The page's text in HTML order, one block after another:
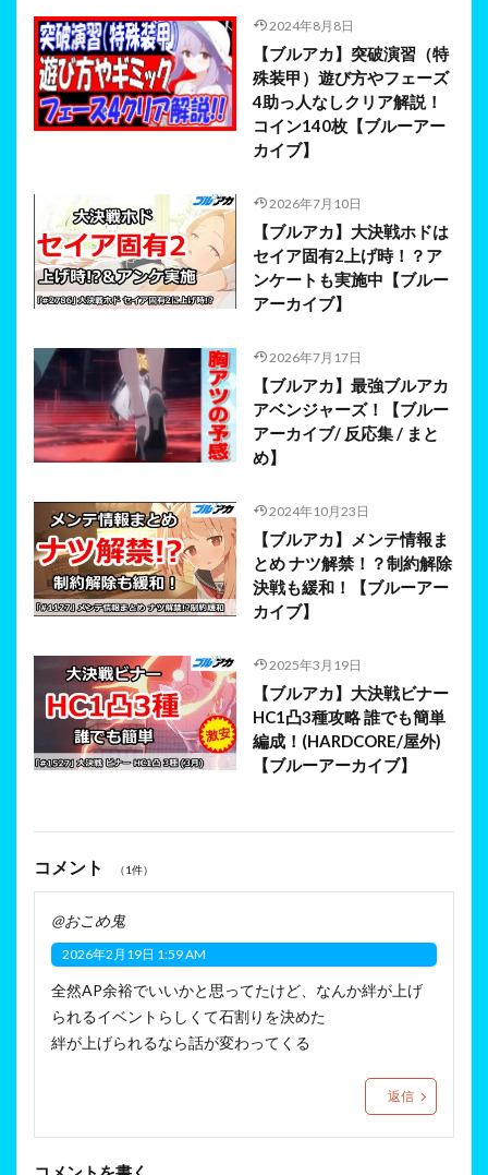
2024年8月8日
【ブルアカ】突破演習（特
殊装甲）遊び方やフェーズ
4助っ人なしクリア解説！
コイン140枚【ブルーアー
カイブ】
2026年7月10日
【ブルアカ】大決戦ホドは
セイア固有2上げ時！？ア
ンケートも実施中【ブルー
アーカイブ】
2026年7月17日
【ブルアカ】最強ブルアカ
アベンジャーズ！【ブルー
アーカイブ/ 反応集 / まと
め】
2024年10月23日
【ブルアカ】メンテ情報ま
とめ ナツ解禁！？制約解除
決戦も緩和！【ブルーアー
カイブ】
2025年3月19日
【ブルアカ】大決戦ビナー
HC1凸3種攻略 誰でも簡単
編成！(HARDCORE/屋外)
【ブルーアーカイブ】
コメント （1件）
@おこめ鬼
2026年2月19日 1:59 AM
全然AP余裕でいいかと思ってたけど、なんか絆が上げ
られるイベントらしくて石割りを決めた
絆が上げられるなら話が変わってくる
返信